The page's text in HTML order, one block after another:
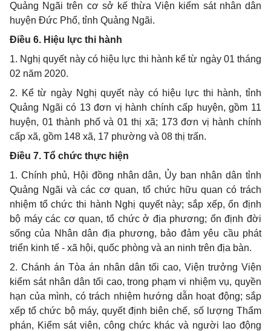
Quảng Ngãi trên cơ sở kế thừa Viện kiểm sát nhân dân
huyện Đức Phổ, tỉnh Quảng Ngãi.
Điều 6. Hiệu l ực thi hành
1. Nghị quyết này có hiệu lực thi hành kể từ ngày 01 tháng
02 năm 2020.
2. Kể từ ngày Nghị quyết này có hiệu lực thi hành, tỉnh
Quảng Ngãi có 13 đơn vị hành chính cấp huyện, gồm 11
huyện, 01 thành phố và 01 thị xã; 173 đơn vị hành chính
cấp xã, gồm 148 xã, 17 phường và 08 thị trấn.
Điều 7. Tổ chức thực hiện
1. Chính phủ, Hội đồng nhân dân, Ủy ban nhân dân tỉnh
Quảng Ngãi và các cơ quan, tổ chức hữu quan có trách
nhiệm tổ chức thi hành Nghị quyết này; sắp xếp, ổn định
bộ máy các cơ quan, tổ chức ở địa phương; ổn định đời
sống của Nhân dân địa phương, bảo đảm yêu cầu phát
triển kinh tế - xã hội, quốc phòng và an ninh trên địa bàn.
2. Chánh án Tòa án nhân dân tối cao, Viện trưởng Viện
kiểm sát nhân dân tối cao, trong phạm vi nhiệm vụ, quyền
hạn của mình, có trách nhiệm hướng dẫn hoạt động; sắp
xếp tổ chức bộ máy, quyết định biên chế, số lượng Thẩm
phán, Kiểm sát viên, công chức khác và người lao động